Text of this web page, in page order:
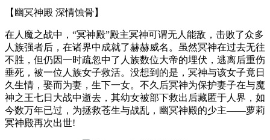
【幽冥神殿 深情蚀骨】
在人魔之战中，“冥神殿”殿主冥神可谓无人能敌，击败了众多
人族强者后，在诸界中成就了赫赫威名。虽然冥神在过去无往
不胜，但仍因一时疏忽中了人族数位大帝的埋伏，逃离后重伤
垂死，被一位人族女子救活。没想到的是，冥神与该女子竟日
久生情，娶而为妻，生下一女。不久后冥神为保护妻子在与魔
神之王七日大战中逝去，其幼女被部下救出后藏匿于人界，如
今数万年已过，为拯救苍生与战乱，幽冥神殿的少主——萝莉
冥神殿再次出世!